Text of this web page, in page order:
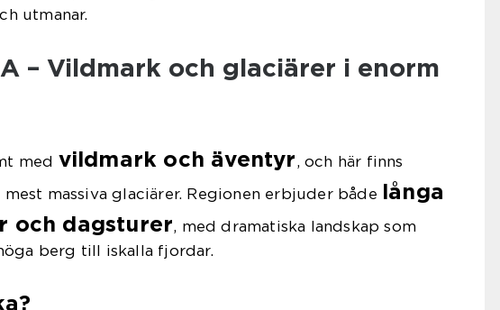
utmanar.
– Vildmark och glaciärer i enorm
med vildmark och äventyr, och här finns
mest massiva glaciärer. Regionen erbjuder både långa
och dagsturer, med dramatiska landskap som
berg till iskalla fjordar.